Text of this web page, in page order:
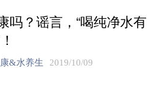
吗？谣言，“喝纯净水有
&水养生 2019/10/09